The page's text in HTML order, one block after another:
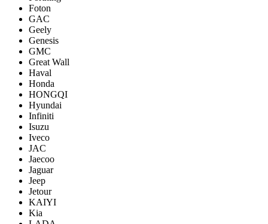
Foton
GAC
Geely
Genesis
GMC
Great Wall
Haval
Honda
HONGQI
Hyundai
Infiniti
Isuzu
Iveco
JAC
Jaecoo
Jaguar
Jeep
Jetour
KAIYI
Kia